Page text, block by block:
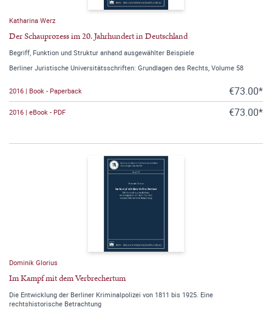
Katharina Werz
Der Schauprozess im 20. Jahrhundert in Deutschland
Begriff, Funktion und Struktur anhand ausgewählter Beispiele
Berliner Juristische Universitätsschriften: Grundlagen des Rechts, Volume 58
2016 | Book - Paperback €73.00*
2016 | eBook - PDF €73.00*
Dominik Glorius
Im Kampf mit dem Verbrechertum
Die Entwicklung der Berliner Kriminalpolizei von 1811 bis 1925. Eine
rechtshistorische Betrachtung